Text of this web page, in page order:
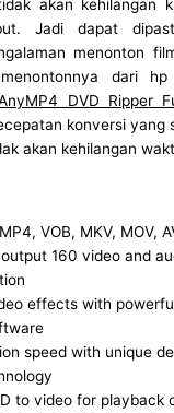
akan kehilangan
Jadi dapat
menonton
dari hp
DVD Ripper
konversi yang
akan kehilangan
VOB, MKV, MOV,
160 video and
effects with
speed with unique
to video for playback